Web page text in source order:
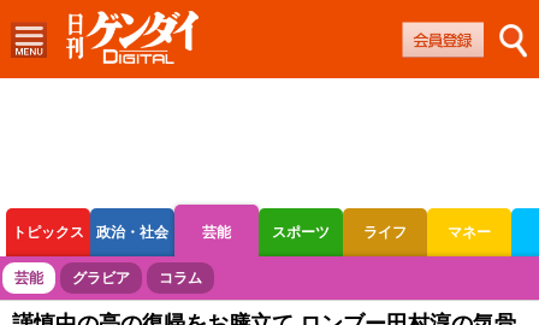
トピックス 政治・社会 芸能 スポーツ ライフ マネー
ボートレース 競輪 オートレース
芸能 グラビア コラム